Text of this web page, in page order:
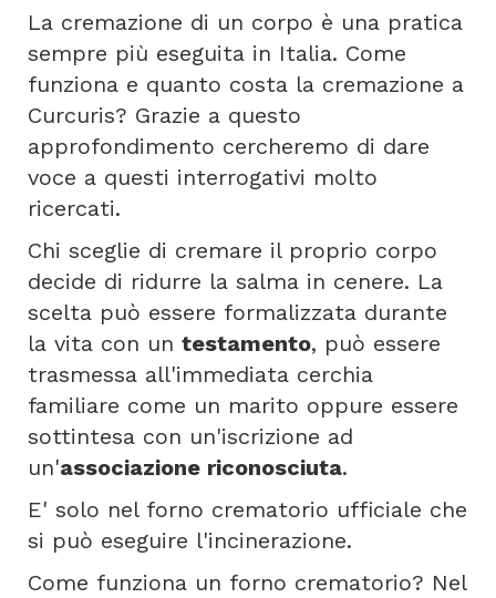
La cremazione di un corpo è una pratica
sempre più eseguita in Italia. Come
funziona e quanto costa la cremazione a
Curcuris? Grazie a questo
approfondimento cercheremo di dare
voce a questi interrogativi molto
ricercati.
Chi sceglie di cremare il proprio corpo
decide di ridurre la salma in cenere. La
scelta può essere formalizzata durante
la vita con un testamento, può essere
trasmessa all'immediata cerchia
familiare come un marito oppure essere
sottintesa con un'iscrizione ad
un'associazione riconosciuta.
E' solo nel forno crematorio ufficiale che
si può eseguire l'incinerazione.
Come funziona un forno crematorio? Nel